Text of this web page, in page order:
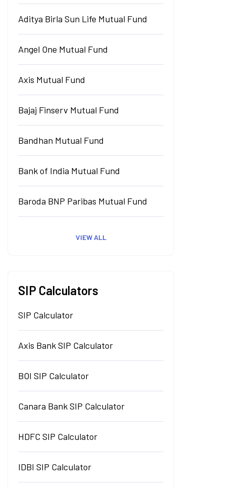
Aditya Birla Sun Life Mutual Fund
Angel One Mutual Fund
Axis Mutual Fund
Bajaj Finserv Mutual Fund
Bandhan Mutual Fund
Bank of India Mutual Fund
Baroda BNP Paribas Mutual Fund
VIEW ALL
SIP Calculators
SIP Calculator
Axis Bank SIP Calculator
BOI SIP Calculator
Canara Bank SIP Calculator
HDFC SIP Calculator
IDBI SIP Calculator